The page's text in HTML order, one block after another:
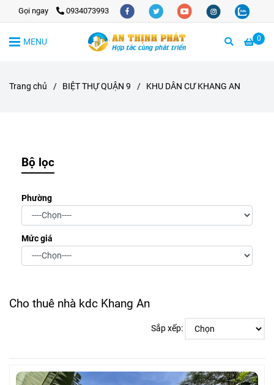
Gọi ngay 0934073993
0
MENU
Trang chủ / BIỆT THỰ QUẬN 9 / KHU DÂN CƯ KHANG AN
Bộ lọc
Phường
Mức giá
Cho thuê nhà kdc Khang An
Sắp xếp: